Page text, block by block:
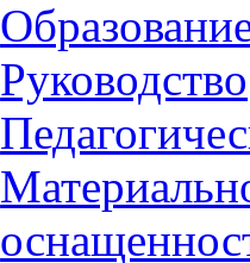
Руководство